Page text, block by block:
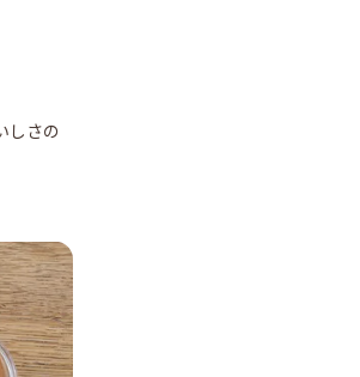
しさの